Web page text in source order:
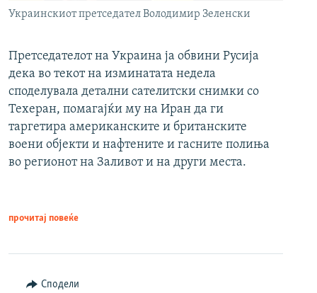
Украинскиот претседател Володимир Зеленски
Претседателот на Украина ја обвини Русија
дека во текот на изминатата недела
споделувала детални сателитски снимки со
Техеран, помагајќи му на Иран да ги
таргетира американските и британските
воени објекти и нафтените и гасните полиња
во регионот на Заливот и на други места.
прочитај повеќе
Сподели